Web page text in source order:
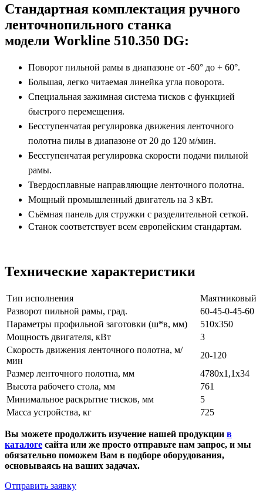
Стандартная комплектация ручного
ленточнопильного станка
модели Workline 510.350 DG:
Поворот пильной рамы в диапазоне от -60° до + 60°.
Большая, легко читаемая линейка угла поворота.
Специальная зажимная система тисков с функцией
быстрого перемещения.
Бесступенчатая регулировка движения ленточного
полотна пилы в диапазоне от 20 до 120 м/мин.
Бесступенчатая регулировка скорости подачи пильной
рамы.
Твердосплавные направляющие ленточного полотна.
Мощный промышленный двигатель на 3 кВт.
Съёмная панель для стружки с разделительной сеткой.
Станок соответствует всем европейским стандартам.
Технические характеристики
Тип исполнения
Маятниковый
Разворот пильной рамы, град.
60-45-0-45-60
Параметры профильной заготовки (ш*в, мм)
510х350
Мощность двигателя, кВт
3
Скорость движения ленточного полотна, м/
мин
20-120
Размер ленточного полотна, мм
4780x1,1x34
Высота рабочего стола, мм
761
Минимальное раскрытие тисков, мм
5
Масса устройства, кг
725
Вы можете продолжить изучение нашей продукции в
каталоге сайта или же просто отправьте нам запрос, и мы
обязательно поможем Вам в подборе оборудования,
основываясь на ваших задачах.
Отправить заявку